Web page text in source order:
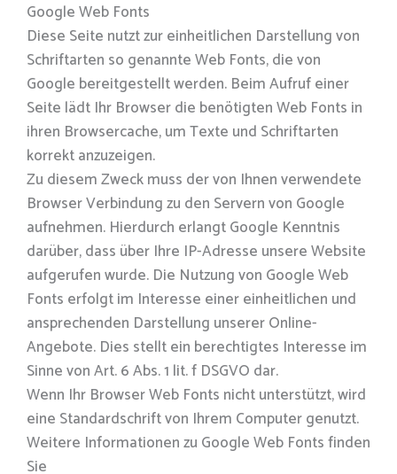
Google Web Fonts
Diese Seite nutzt zur einheitlichen Darstellung von
Schriftarten so genannte Web Fonts, die von
Google bereitgestellt werden. Beim Aufruf einer
Seite lädt Ihr Browser die benötigten Web Fonts in
ihren Browsercache, um Texte und Schriftarten
korrekt anzuzeigen.
Zu diesem Zweck muss der von Ihnen verwendete
Browser Verbindung zu den Servern von Google
aufnehmen. Hierdurch erlangt Google Kenntnis
darüber, dass über Ihre IP-Adresse unsere Website
aufgerufen wurde. Die Nutzung von Google Web
Fonts erfolgt im Interesse einer einheitlichen und
ansprechenden Darstellung unserer Online-
Angebote. Dies stellt ein berechtigtes Interesse im
Sinne von Art. 6 Abs. 1 lit. f DSGVO dar.
Wenn Ihr Browser Web Fonts nicht unterstützt, wird
eine Standardschrift von Ihrem Computer genutzt.
Weitere Informationen zu Google Web Fonts finden
Sie